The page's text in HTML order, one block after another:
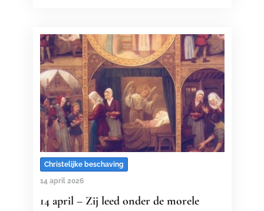
Christelijke beschaving
14 april 2026
14 april – Zij leed onder de morele